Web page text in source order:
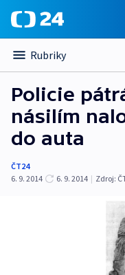
Rubriky
Policie
násilím
do auta
ČT24
6. 9. 2014
6. 9. 2014 | Zdroj: